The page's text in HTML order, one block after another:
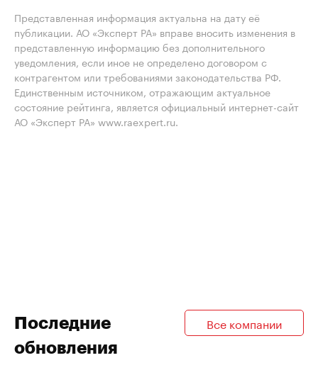
Представленная информация актуальна на дату её
публикации. АО «Эксперт РА» вправе вносить изменения в
представленную информацию без дополнительного
уведомления, если иное не определено договором с
контрагентом или требованиями законодательства РФ.
Единственным источником, отражающим актуальное
состояние рейтинга, является официальный интернет-сайт
АО «Эксперт РА» www.raexpert.ru.
Последние
обновления
Все компании